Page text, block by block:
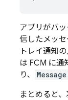
アプリがバ
信したメッ
トレイ通知
は FCM に通
り、
まとめると、